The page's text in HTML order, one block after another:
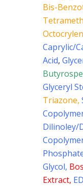
Bis-
Caprylic/
Acid,
Glyceryl
Triazone,
Dilinoley/
Glycol,
Extract,